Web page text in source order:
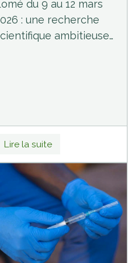
du 9 au 12 mars
: une recherche
ambitieuse
Lire la suite